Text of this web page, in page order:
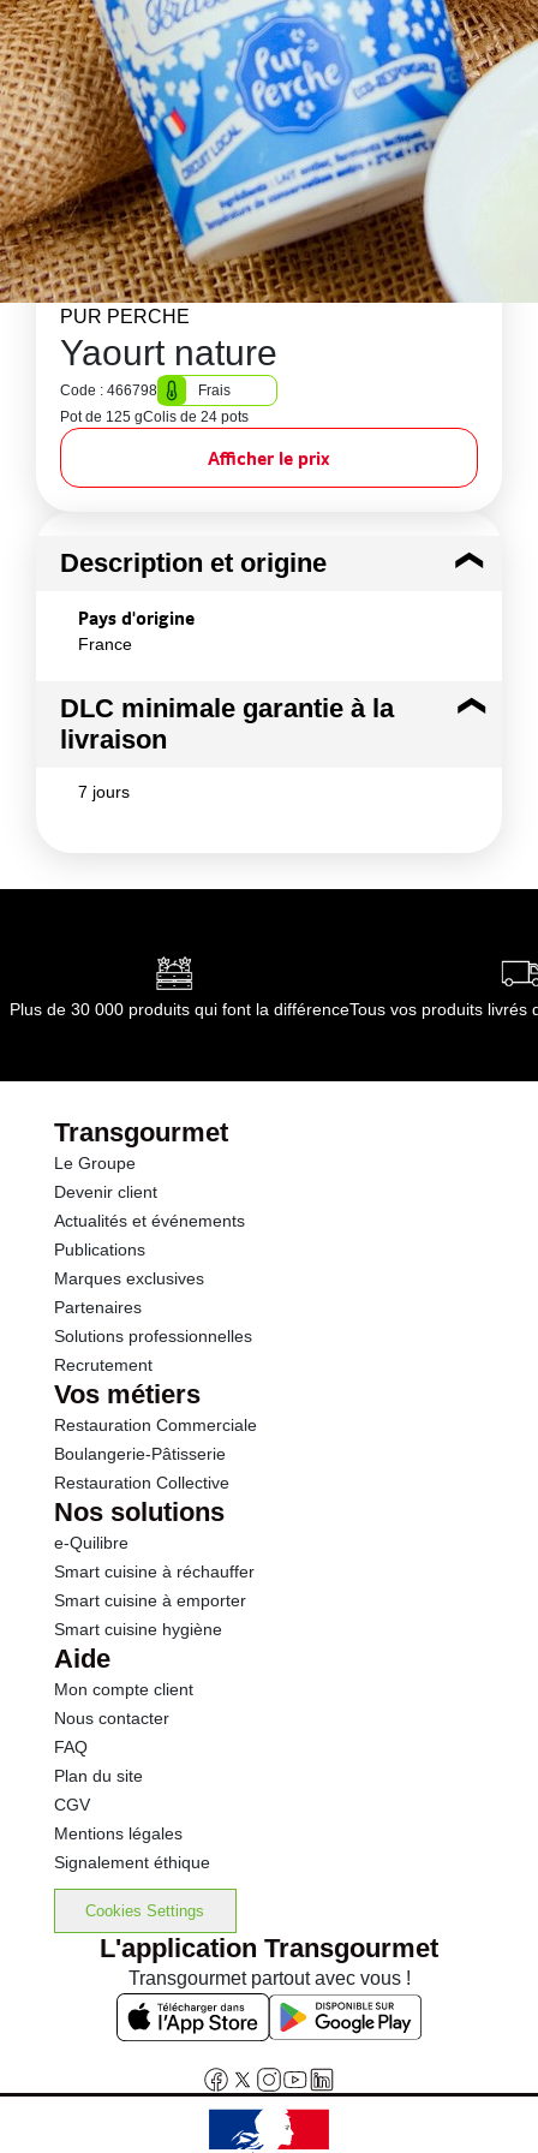
PUR PERCHE
Yaourt nature
Code : 466798
Frais
Pot de 125 gColis de 24 pots
Afficher le prix
Description et origine
Pays d'origine
France
DLC minimale garantie à la
livraison
7 jours
Plus de 30 000 produits qui font la différenceTous vos produits livrés
Transgourmet
Le Groupe
Devenir client
Actualités et événements
Publications
Marques exclusives
Partenaires
Solutions professionnelles
Recrutement
Vos métiers
Restauration Commerciale
Boulangerie-Pâtisserie
Restauration Collective
Nos solutions
e-Quilibre
Smart cuisine à réchauffer
Smart cuisine à emporter
Smart cuisine hygiène
Aide
Mon compte client
Nous contacter
FAQ
Plan du site
CGV
Mentions légales
Signalement éthique
Cookies Settings
L'application Transgourmet
Transgourmet partout avec vous !